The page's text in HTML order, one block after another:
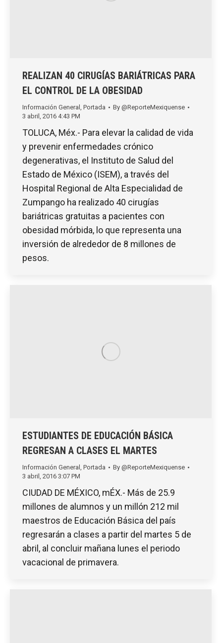
REALIZAN 40 CIRUGÍAS BARIÁTRICAS PARA
EL CONTROL DE LA OBESIDAD
Información General Portada By @ReporteMexiquense
3 abril, 2016 4:43 PM
TOLUCA, Méx.- Para elevar la calidad de vida
y prevenir enfermedades crónico
degenerativas, el Instituto de Salud del
Estado de México (ISEM), a través del
Hospital Regional de Alta Especialidad de
Zumpango ha realizado 40 cirugías
bariátricas gratuitas a pacientes con
obesidad mórbida, lo que representa una
inversión de alrededor de 8 millones de
pesos.
ESTUDIANTES DE EDUCACIÓN BÁSICA
REGRESAN A CLASES EL MARTES
Información General , Portada By @ReporteMexiquense
3 abril, 2016 3:07 PM
CIUDAD DE MÉXICO, mÉX.- Más de 25.9
millones de alumnos y un millón 212 mil
maestros de Educación Básica del país
regresarán a clases a partir del martes 5 de
abril, al concluir mañana lunes el periodo
vacacional de primavera.